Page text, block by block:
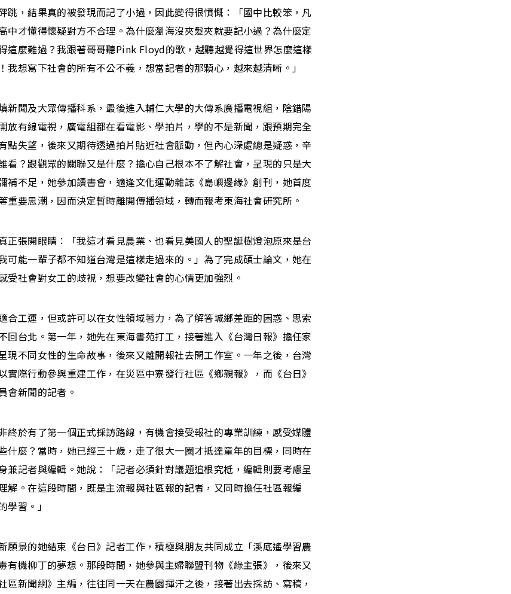
跳，結果真的被發現而記了小過，因此變得很憤慨：「國中比較笨，凡
中才懂得懷疑對方不合理。為什麼瀏海沒夾髮夾就要記小過？為什麼定
這麼難過？我跟著哥哥聽Pink Floyd的歌，越聽越覺得這世界怎麼這樣
我想寫下社會的所有不公不義，想當記者的那顆心，越來越清晰。」
新聞及大眾傳播科系，最後進入輔仁大學的大傳系廣播電視組，陰錯陽
放有線電視，廣電組都在看電影、學拍片，學的不是新聞，跟預期完全
點失望，後來又期待透過拍片貼近社會脈動，但內心深處總是疑惑，辛
看？跟觀眾的關聯又是什麼？擔心自己根本不了解社會，呈現的只是大
補不足，她參加讀書會，適逢文化運動雜誌《島嶼邊緣》創刊，她首度
重要思潮，因而決定暫時離開傳播領域，轉而報考東海社會研究所。
正張開眼睛：「我這才看見農業、也看見美國人的聖誕樹燈泡原來是台
可能一輩子都不知道台灣是這樣走過來的。」為了完成碩士論文，她在
受社會對女工的歧視，想要改變社會的心情更加強烈。
合工運，但或許可以在女性領域著力，為了解答城鄉差距的困惑、思索
回台北。第一年，她先在東海書苑打工，接著進入《台灣日報》擔任家
現不同女性的生命故事，後來又離開報社去開工作室。一年之後，台灣
實際行動參與重建工作，在災區中寮發行社區《鄉親報》，而《台日》
會新聞的記者。
終於有了第一個正式採訪路線，有機會接受報社的專業訓練，感受媒體
什麼？當時，她已經三十歲，走了很大一圈才抵達童年的目標，同時在
兼記者與編輯。她說：「記者必須針對議題追根究柢，編輯則要考慮呈
解。在這段時間，既是主流報與社區報的記者，又同時擔任社區報編
學習。」
願景的她結束《台日》記者工作，積極與朋友共同成立「溪底遙學習農
有機柳丁的夢想。那段時間，她參與主婦聯盟刊物《綠主張》，後來又
新聞網》主編，往往同一天在農園揮汗之後，接著出去採訪、寫稿，